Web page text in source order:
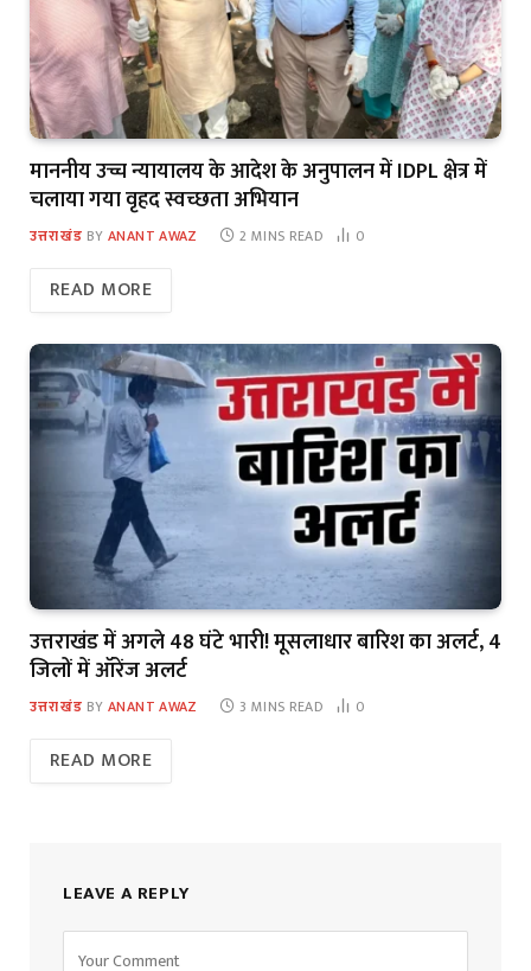
माननीय उच्च न्यायालय के आदेश के अनुपालन में IDPL क्षेत्र में
चलाया गया वृहद स्वच्छता अभियान
उत्तराखंड BY ANANT AWAZ 2 MINS READ 0
READ MORE
उत्तराखंड में अगले 48 घंटे भारी! मूसलाधार बारिश का अलर्ट, 4
जिलों में ऑरेंज अलर्ट
उत्तराखंड BY ANANT AWAZ 3 MINS READ 0
READ MORE
LEAVE A REPLY